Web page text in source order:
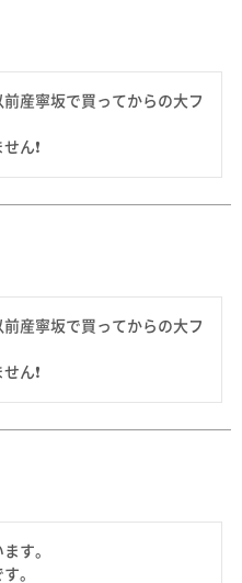
産寧坂で買ってからの大フ
産寧坂で買ってからの大フ
ん❗
す。
。